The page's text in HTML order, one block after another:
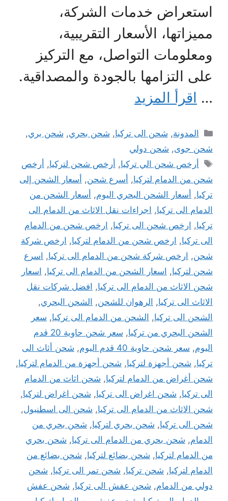
استعراض خدمات الشركة،
مميزاتها، الأسعار التقريبية،
ومعلومات التواصل، مع التركيز
على التزامها بالجودة والمصداقية.
… اقرأ المزيد
التصنيفات
المدونة, شحن الى تركيا, شحن بحري, شحن بري,
شحن جوى, شحن دولي
الوسوم
أرخص شحن الي تركيا, أرخص شحن لتركيا, أرخص
شحن من الدمام لتركيا, أسرع شحن, أسعار الشحن إلى
تركيا, أسعار الشحن البحري اليوم, أسعار الشحن من
الدمام الى تركيا, اجراءات نقل الاثاث من الدمام الى
تركيا, ارخص شحن الى تركيا, ارخص شحن من الدمام
الى تركيا, ارخص شحن من الدمام لتركيا, ارخص شركة
شحن, ارخص شركة شحن من الدمام الى تركيا, اسرع
شحن لتركيا, اسعار الشحن من الدمام الى تركيا, اسعار
شحن الاثاث من الدمام الى تركيا, افضل شركات نقل
الاثاث الى تركيا, الرهوان للشحن, الشحن البحري,
الشحن الى تركيا, الشحن من الدمام الى تركيا, سعر
الشحن البحري من تركيا,
سعر شحن حاوية 20 قدم
اليوم, سعر شحن حاوية 40 قدم اليوم , شحن أثاث الى
تركيا, شحن أجهزة لتركيا, شحن أجهزة من الدمام لتركيا,
شحن أغراض من الدمام لتركيا, شحن اثاث من الدمام
الى تركيا, شحن اغراض الى تركيا, شحن اغراض لتركيا,
شحن الاثاث من الدمام الى تركيا, شحن الى اسطنبول,
شحن الى تركيا, شحن بحري لتركيا, شحن بحري من
الدمام, شحن بحري من الدمام الى تركيا, شحن بحري
من الدمام لتركيا, شحن بضائع لتركيا, شحن بضائع من
الدمام لتركيا, شحن تركيا, شحن تمر الى تركيا, شحن
دولي من الدمام, شحن عفش الى تركيا, شحن عفش